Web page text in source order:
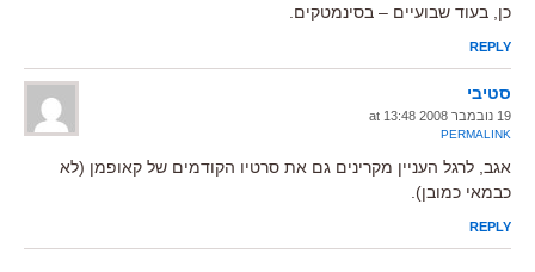
כן, בעוד שבועיים – בסינמטקים.
REPLY
סטיבי
19 נובמבר 2008 at 13:48
PERMALINK
אגב, לרגל העניין מקרינים גם את סרטיו הקודמים של קאופמן (לא
כבמאי כמובן).
REPLY